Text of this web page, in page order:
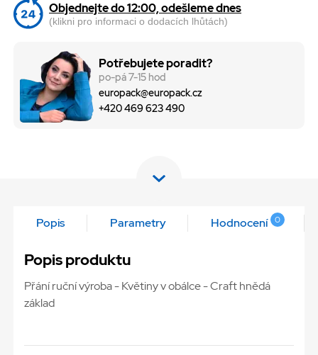
Objednejte do 12:00, odešleme dnes
(klikni pro informaci o dodacích lhůtách)
Potřebujete poradit?
po-pá 7-15 hod
europack@europack.cz
+420 469 623 490
Popis Parametry Hodnocení 0
Popis produktu
Přání ruční výroba - Květiny v obálce - Craft hnědá
základ